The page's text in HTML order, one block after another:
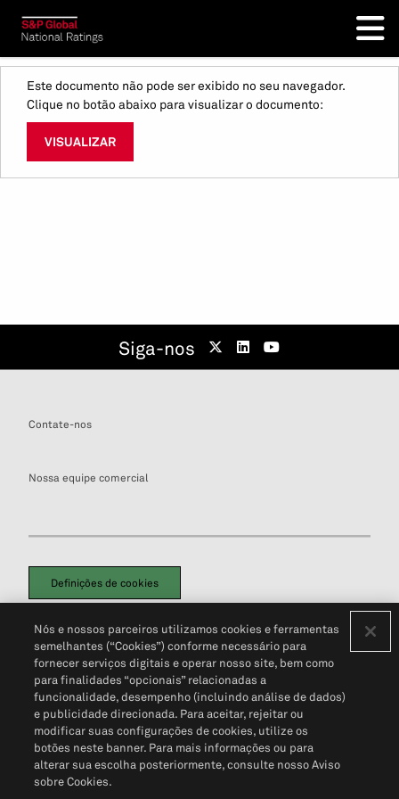
Este documento não pode ser exibido no seu navegador.
Clique no botão abaixo para visualizar o documento:
VISUALIZAR
Siga-nos
Contate-nos
Nossa equipe comercial
Definições de cookies
Política de PrivacidadePortal de privacidade do cliente (em inglês)
Não Venda Minhas Informações Pessoais© 2026 S&P Global
Nós e nossos parceiros utilizamos cookies e ferramentas
semelhantes (“Cookies”) conforme necessário para
fornecer serviços digitais e operar nosso site, bem como
para finalidades “opcionais” relacionadas a
funcionalidade, desempenho (incluindo análise de dados)
e publicidade direcionada. Para aceitar, rejeitar ou
modificar suas configurações de cookies, utilize os
botões neste banner. Para mais informações ou para
alterar sua escolha posteriormente, consulte nosso Aviso
sobre Cookies.